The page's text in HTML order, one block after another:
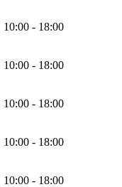
10:00 - 18:00
10:00 - 18:00
10:00 - 18:00
10:00 - 18:00
10:00 - 18:00